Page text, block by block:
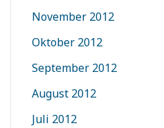
November 2012
Oktober 2012
September 2012
August 2012
Juli 2012